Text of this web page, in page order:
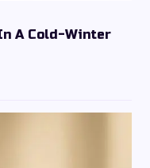
A Cold-Winter